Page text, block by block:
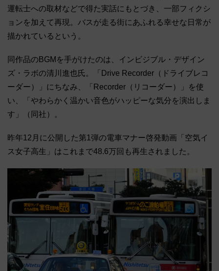
運転士への取材などで得た実話にもとづき、一部フィクシ
ョンを加えて再現。バスが走る街にあふれる幸せな日常が
描かれているという。
同作品のBGMを手がけたのは、インビジブル・デザイン
ズ・ラボの清川進也氏。「Drive Recorder（ドライブレコ
ーダー）」にちなみ、「Recorder（リコーダー）」を使
い、「やわらかく温かい音色がハッピーな気分を演出しま
す」（同社）。
昨年12月に公開した第1弾の電車マナー啓発動画「空気イ
ス女子高生」はこれまで48.6万回も再生されました。